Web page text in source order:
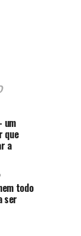
um
que
a
todo
ser